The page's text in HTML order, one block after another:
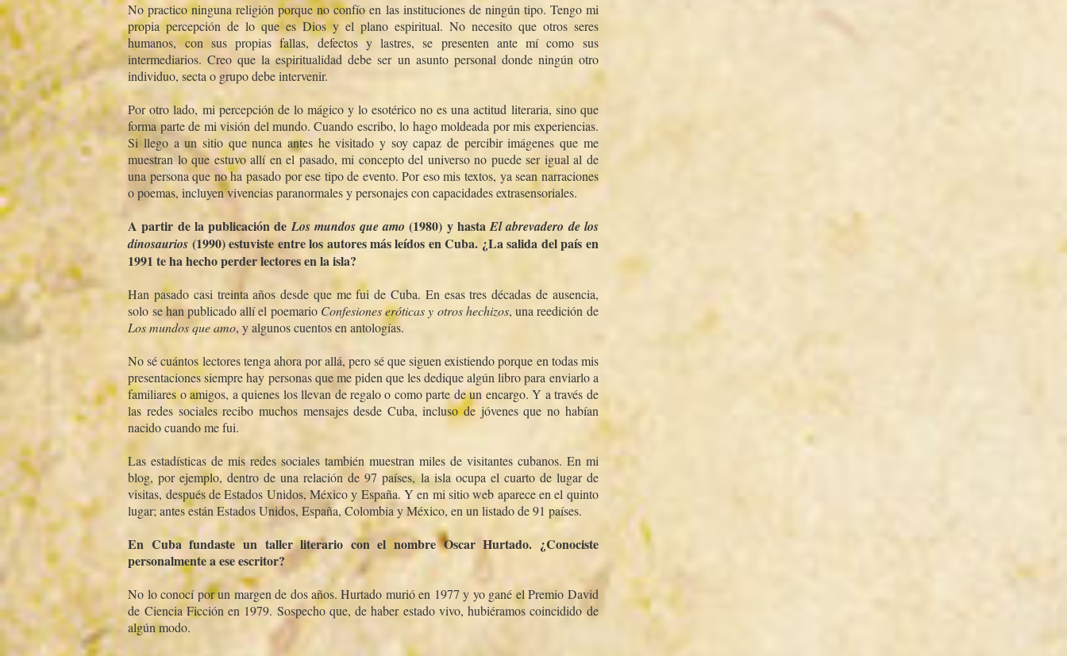
No practico ninguna religión porque no confí­o en las instituciones de ningún tipo. Tengo mi
propia percepción de lo que es Dios y el plano espiritual. No necesito que otros seres
humanos, con sus propias fallas, defectos y lastres, se presenten ante mí­ como sus
intermediarios. Creo que la espiritualidad debe ser un asunto personal donde ningún otro
individuo, secta o grupo debe intervenir.
Por otro lado, mi percepción de lo mágico y lo esotérico no es una actitud literaria, sino que
forma parte de mi visión del mundo. Cuando escribo, lo hago moldeada por mis experiencias.
Si llego a un sitio que nunca antes he visitado y soy capaz de percibir imágenes que me
muestran lo que estuvo allí­ en el pasado, mi concepto del universo no puede ser igual al de
una persona que no ha pasado por ese tipo de evento. Por eso mis textos, ya sean narraciones
o poemas, incluyen vivencias paranormales y personajes con capacidades extrasensoriales.
A partir de la publicación deLos mundos que amo (1980) y hastaEl abrevadero de los
dinosaurios (1990) estuviste entre los autores más leí­dos en Cuba. ¿La salida del paí­s en
1991 te ha hecho perder lectores en la isla?
Han pasado casi treinta años desde que me fui de Cuba. En esas tres décadas de ausencia,
solo se han publicado allí­ el poemario Confesiones eróticas y otros hechizos, una reedición de
Los mundos que amo, y algunos cuentos en antologí­as.
No sé cuántos lectores tenga ahora por allá, pero sé que siguen existiendo porque en todas mis
presentaciones siempre hay personas que me piden que les dedique algún libro para enviarlo a
familiares o amigos, a quienes los llevan de regalo o como parte de un encargo. Y a través de
las redes sociales recibo muchos mensajes desde Cuba, incluso de jóvenes que no habí­an
nacido cuando me fui.
Las estadí­sticas de mis redes sociales también muestran miles de visitantes cubanos. En mi
blog, por ejemplo, dentro de una relación de 97 paí­ses, la isla ocupa el cuarto de lugar de
visitas, después de Estados Unidos, México y España. Y en mi sitio web aparece en el quinto
lugar; antes están Estados Unidos, España, Colombia y México, en un listado de 91 paí­ses.
En Cuba fundaste un taller literario con el nombre Oscar Hurtado. ¿Conociste
personalmente a ese escritor?
No lo conocí­ por un margen de dos años. Hurtado murió en 1977 y yo gané el Premio David
de Ciencia Ficción en 1979. Sospecho que, de haber estado vivo, hubiéramos coincidido de
algún modo.